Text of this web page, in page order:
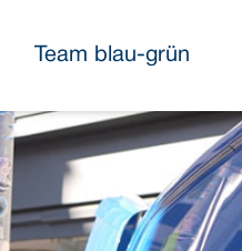
Team blau-grün